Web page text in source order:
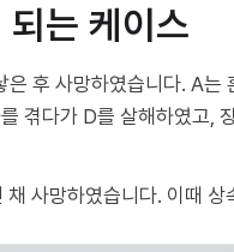
는 케이스
후 사망하였습니다. A는
겪다가 D를 살해하였고,
사망하였습니다. 이때